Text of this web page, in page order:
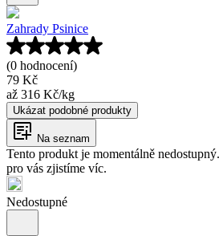
Zahrady Psinice
(0 hodnocení)
79 Kč
až 316 Kč/kg
Ukázat podobné produkty
Na seznam
Tento produkt je momentálně
pro vás zjistíme víc.
Nedostupné